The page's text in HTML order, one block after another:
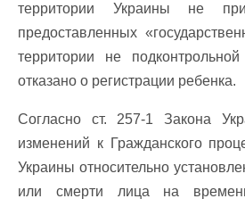
территории Украины не
предоставленных
территории не
отказано о регистрации ребенка.
Согласно ст. 257-1 Закона
изменений к Гражданского
Украины относительно
или смерти лица на